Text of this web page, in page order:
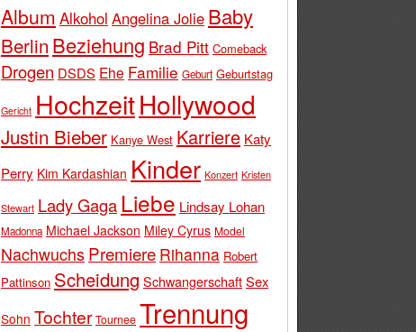
Album Alkohol Angelina Jolie Baby
Berlin Beziehung Brad Pitt Comeback
Drogen DSDS Ehe Familie Geburt Geburtstag
Gericht HochzeitHollywood
Justin Bieber Kanye West Karriere Katy
Perry Kim Kardashian Kinder Konzert Kristen
Stewart Lady Gaga Liebe Lindsay Lohan
Madonna Michael Jackson Miley Cyrus Model
Nachwuchs Premiere Rihanna Robert
Pattinson Scheidung SchwangerschaftSex
Sohn Tochter Tournee Trennung